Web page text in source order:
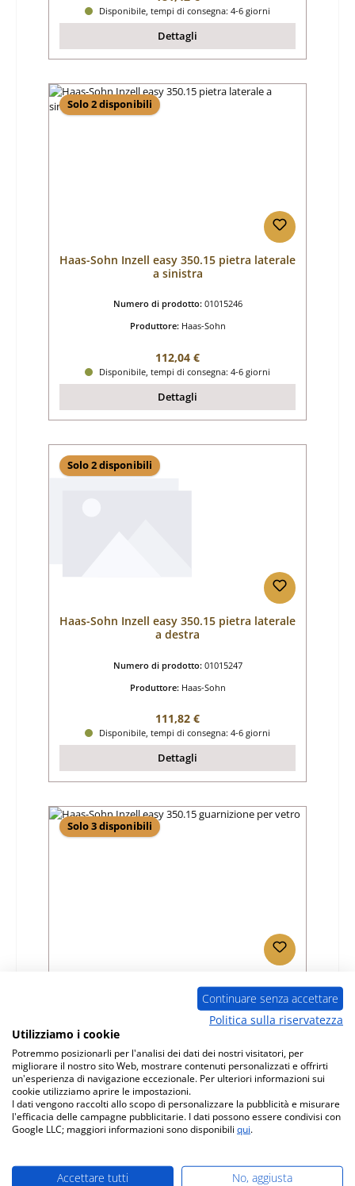
Disponibile, tempi di consegna: 4-6 giorni
Dettagli
Solo 2 disponibili
Haas-Sohn Inzell easy 350.15 pietra laterale
a sinistra
Numero di prodotto: 01015246
Produttore: Haas-Sohn
Prezzo normale:
112,04 €
Disponibile, tempi di consegna: 4-6 giorni
Dettagli
Solo 2 disponibili
Haas-Sohn Inzell easy 350.15 pietra laterale
a destra
Numero di prodotto: 01015247
Produttore: Haas-Sohn
Prezzo normale:
111,82 €
Disponibile, tempi di consegna: 4-6 giorni
Dettagli
Solo 3 disponibili
01016752
Produttore: Haas-Sohn
Prezzo normale:
55,35 €
Disponibile, tempi di consegna: 4-6 giorni
Dettagli
Continuare senza accettare
Politica sulla riservatezza
Utilizziamo i cookie
Potremmo posizionarli per l'analisi dei dati dei nostri visitatori, per
migliorare il nostro sito Web, mostrare contenuti personalizzati e offrirti
un'esperienza di navigazione eccezionale. Per ulteriori informazioni sui
cookie utilizziamo aprire le impostazioni.
I dati vengono raccolti allo scopo di personalizzare la pubblicità e misurare
l'efficacia delle campagne pubblicitarie. I dati possono essere condivisi con
Google LLC; maggiori informazioni sono disponibili qui.
Accettare tutti No, aggiusta